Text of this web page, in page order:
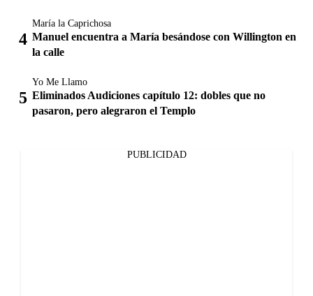
María la Caprichosa
Manuel encuentra a María besándose con Willington en
la calle
Yo Me Llamo
Eliminados Audiciones capítulo 12: dobles que no
pasaron, pero alegraron el Templo
PUBLICIDAD